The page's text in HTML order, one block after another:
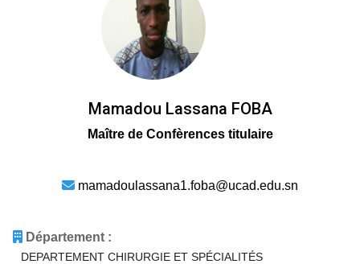
Mamadou Lassana FOBA
Maître de Confèrences titulaire
mamadoulassana1.foba@ucad.edu.sn
Département :
DEPARTEMENT CHIRURGIE ET SPÉCIALITÉS